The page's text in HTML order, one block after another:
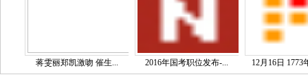
蒋雯丽郑凯激吻 催生... 2016年国考职位发布-... 12月16日 1773